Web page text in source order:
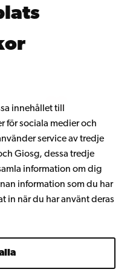
innehållet till
för sociala medier och
service av tredje
Giosg, dessa tredje
information om dig
information som du har
in när du har använt deras
alumnnätverk
Blog Snapchat